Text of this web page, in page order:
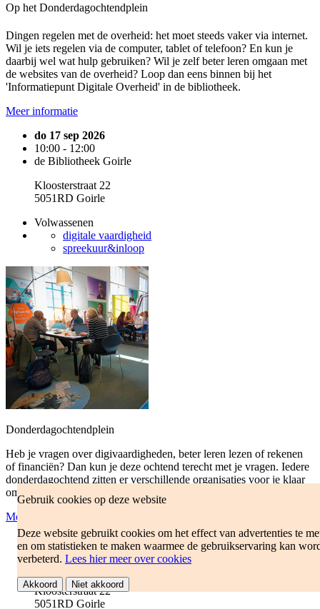
Gebruik cookies op deze website
Deze website gebruikt cookies om het effect van advertenties te
en om statistieken te maken waarmee de gebruikservaring kan
verbeterd. Lees hier meer over cookies
Akkoord Niet akkoord
Op het Donderdagochtendplein
Dingen regelen met de overheid: het moet steeds vaker via internet.
Wil je iets regelen via de computer, tablet of telefoon? En kun je
daarbij wel wat hulp gebruiken? Wil je zelf beter leren omgaan met
de websites van de overheid? Loop dan eens binnen bij het
'Informatiepunt Digitale Overheid' in de bibliotheek.
Meer informatie
do 17 sep 2026
10:00 - 12:00
de Bibliotheek Goirle
Kloosterstraat 22
5051RD Goirle
Volwassenen
digitale vaardigheid
spreekuur&inloop
Donderdagochtendplein
Heb je vragen over digivaardigheden, beter leren lezen of rekenen
of financiën? Dan kun je deze ochtend terecht met je vragen. Iedere
donderdagochtend zitten er verschillende organisaties voor je klaar
om jou verder te helpen.
Meer informatie
do 17 sep 2026
10:00 - 12:00
de Bibliotheek Goirle
Kloosterstraat 22
5051RD Goirle